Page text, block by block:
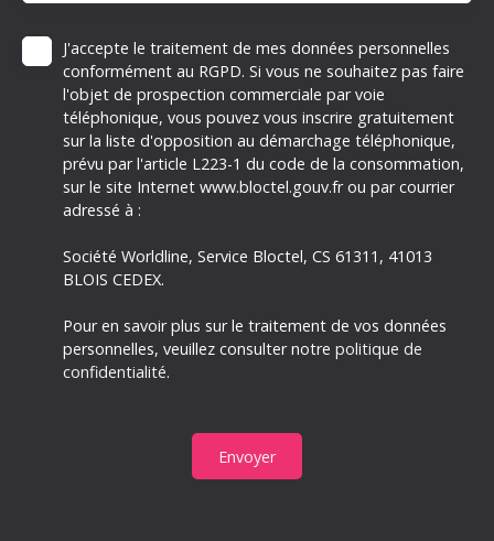
J'accepte le traitement de mes données personnelles
conformément au RGPD. Si vous ne souhaitez pas faire
l'objet de prospection commerciale par voie
téléphonique, vous pouvez vous inscrire gratuitement
sur la liste d'opposition au démarchage téléphonique,
prévu par l'article L223-1 du code de la consommation,
sur le site Internet www.bloctel.gouv.fr ou par courrier
adressé à :
Société Worldline, Service Bloctel, CS 61311, 41013
BLOIS CEDEX.
Pour en savoir plus sur le traitement de vos données
personnelles, veuillez consulter notre politique de
confidentialité.
Envoyer